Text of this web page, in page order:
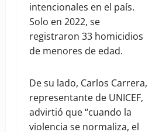
intencionales en el país.
Solo en 2022, se
registraron 33 homicidios
de menores de edad.
De su lado, Carlos Carrera,
representante de UNICEF,
advirtió que “cuando la
violencia se normaliza, el